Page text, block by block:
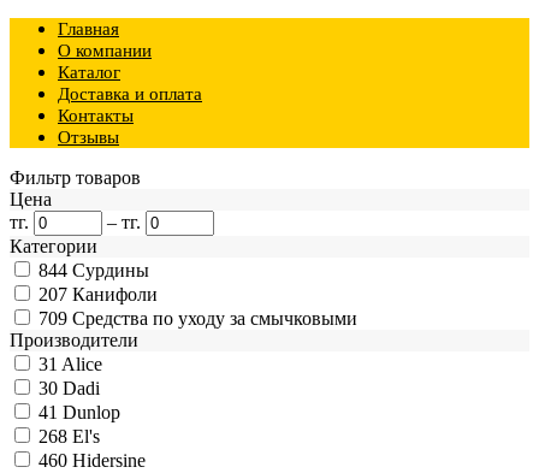
Главная
О компании
Каталог
Доставка и оплата
Контакты
Отзывы
Фильтр товаров
Цена
тг.
– тг.
Категории
844 Сурдины
207 Канифоли
709 Средства по уходу за смычковыми
Производители
31 Alice
30 Dadi
41 Dunlop
268 El's
460 Hidersine